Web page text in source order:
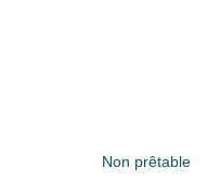
Non prêtable